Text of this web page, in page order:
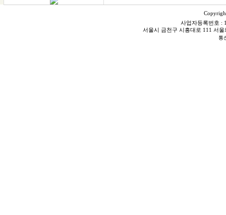
금속,철근탐지
사업자등록번호 :
서울시 금천구 시흥대로 111 서
통